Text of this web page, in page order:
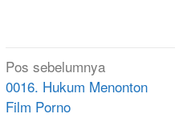
Navigasi
pos
Pos sebelumnya
0016. Hukum Menonton
Film Porno